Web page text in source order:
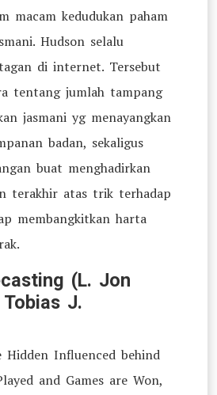
macam kedudukan paham
Hudson selalu
di internet. Tersebut
tentang jumlah tampang
jasmani yg menayangkan
badan, sekaligus
buat menghadirkan
terakhir atas trik terhadap
membangkitkan harta
(L. Jon
J.
Hidden Influenced behind
and Games are Won,